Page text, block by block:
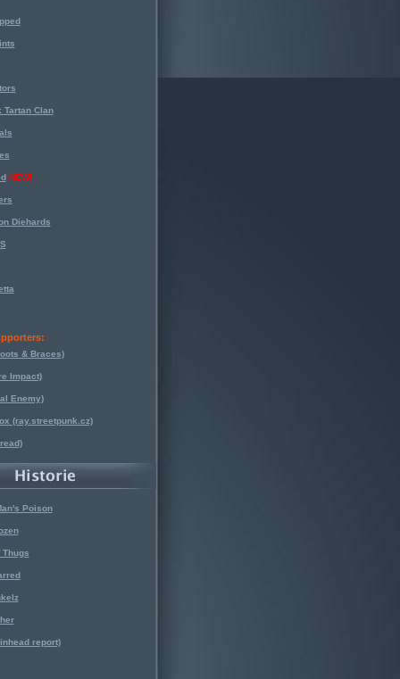
Tartan Clan
NEW!
Diehards
& Braces)
Impact)
Enemy)
(ray.streetpunk.cz)
Poison
Thugs
report)